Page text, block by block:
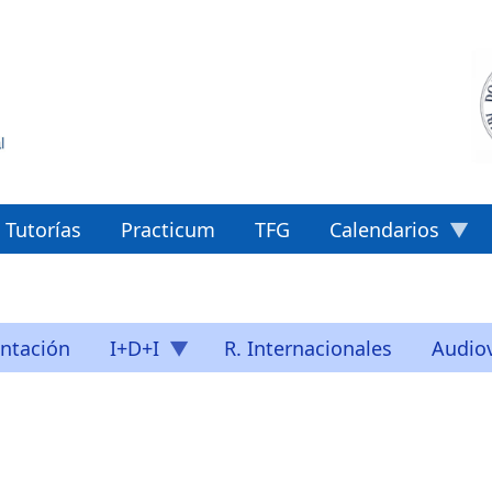
Tutorías Practicum TFG Calendarios
I+D+I R. Internacionales